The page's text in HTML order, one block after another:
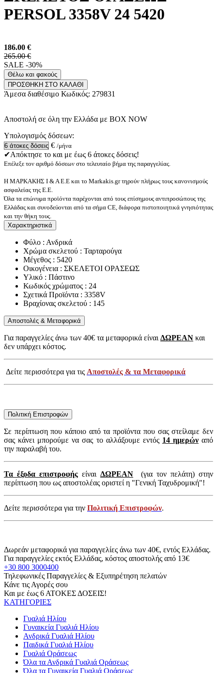
PERSOL 3358V 24 5420
186.00 €
265.00 €
SALE -30%
Θέλω και φακούς
ΠΡΟΣΘΗΚΗ ΣΤΟ ΚΑΛΑΘΙ
Άμεσα διαθέσιμο Κωδικός: 279831
Αποστολή σε όλη την Ελλάδα με BOX NOW
Υπολογισμός δόσεων:
€ /μήνα
✔Απόκτησε το και με έως 6 άτοκες δόσεις!
Επέλεξε τον αριθμό δόσεων στο τελευταίο βήμα της παραγγελίας.
Η ΜΑΡΚΑΚΗΣ Ι & Α Ε.Ε και το Markakis.gr τηρούν πλήρως τους κανονισμούς
ασφαλείας της Ε.Ε.
Όλα τα επώνυμα προϊόντα παρέχονται από τους επίσημους αντιπροσώπους της
Ελλάδας και συνοδεύονται από τα σήμα CE, διάφορα πιστοποιητικά γνησιότητας
και την θήκη τους.
Χαρακτηριστικά
Φύλο : Ανδρικά
Χρώμα σκελετού : Ταρταρούγα
Μέγεθος : 5420
Οικογένεια : ΣΚΕΛΕΤΟΙ ΟΡΑΣΕΩΣ
Υλικό : Πάστινο
Κωδικός χρώματος : 24
Σχετικά Προϊόντα : 3358V
Βραχίονας σκελετού : 145
Αποστολές & Μεταφορικά
Για παραγγελίες άνω των 40€ τα μεταφορικά είναιΔΩΡΕΑΝ και
δεν υπάρχει κόστος.
Δείτε περισσότερα για τις Αποστολές & τα Μεταφορικά
Πολιτική Επιστροφών
Σε περίπτωση που κάποιο από τα προϊόντα που σας στείλαμε δεν
σας κάνει μπορούμε να σας το αλλάξουμε εντός 14 ημερώναπό
την παραλαβή του.
Τα έξοδα επιστροφής είναι ΔΩΡΕΑΝ (για τον πελάτη) στην
περίπτωση που ως αποστολέας οριστεί η "Γενική Ταχυδρομική"!
Δείτε περισσότερα για την Πολιτική Επιστροφών.
Δωρεάν μεταφορικά για παραγγελίες άνω των 40€, εντός Ελλάδας.
Για παραγγελίες εκτός Ελλάδας, κόστος αποστολής από 13€
+30 800 3000400
Τηλεφωνικές Παραγγελίες & Εξυπηρέτηση πελατών
Κάνε τις Αγορές σου
Και με έως 6 ΑΤΟΚΕΣ ΔΟΣΕΙΣ!
ΚΑΤΗΓΟΡΙΕΣ
Γυαλιά Ηλίου
Γυναικεία Γυαλιά Ηλίου
Ανδρικά Γυαλιά Ηλίου
Παιδικά Γυαλιά Ηλίου
Γυαλιά Οράσεως
Όλα τα Ανδρικά Γυαλιά Οράσεως
Όλα τα Γυναικεία Γυαλιά Οράσεως